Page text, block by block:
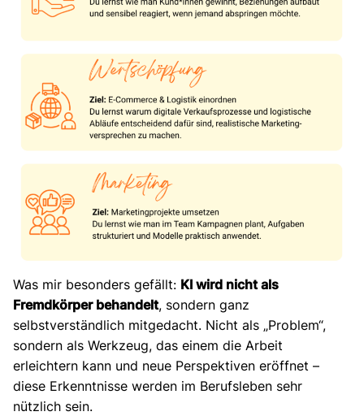
Was mir besonders gefällt: KI wird nicht als
Fremdkörper behandelt, sondern ganz
selbstverständlich mitgedacht. Nicht als „Problem“,
sondern als Werkzeug, das einem die Arbeit
erleichtern kann und neue Perspektiven eröffnet –
diese Erkenntnisse werden im Berufsleben sehr
nützlich sein.